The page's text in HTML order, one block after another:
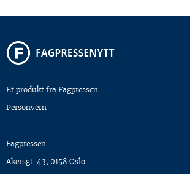
Et produkt fra Fagpressen.
Personvern
Fagpressen
Akersgt. 43, 0158 Oslo